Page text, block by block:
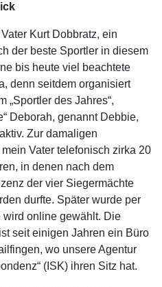
Kurt Dobbratz, ein
der beste Sportler in diesem
bis heute viel beachtete
denn seitdem organisiert
„Sportler des Jahres“,
Deborah, genannt Debbie,
Zur damaligen
Vater telefonisch zirka 20
in denen nach dem
der vier Siegermächte
durfte. Später wurde per
wird online gewählt. Die
seit einigen Jahren ein Büro
wo unsere Agentur
(ISK) ihren Sitz hat.